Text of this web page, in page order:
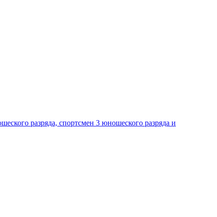
разряда, спортсмен 3 юношеского разряда и